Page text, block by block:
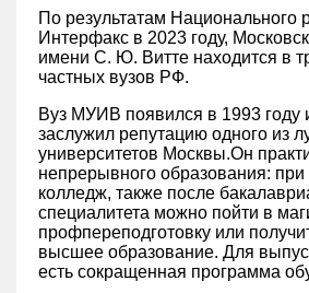
По результатам Национального
Интерфакс в 2023 году,
имени С. Ю. Витте находится в
частных вузов РФ.
Вуз МУИВ появился в 1993 году
заслужил репутацию одного из
университетов Москвы.Он
непрерывного образования: при
колледж, также после
специалитета можно пойти в
профпереподготовку или
высшее образование. Для
есть сокращенная программа